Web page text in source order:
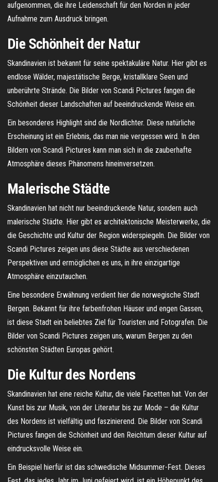
aufgenommen, die ihre Leidenschaft für den Norden in jeder
Aufnahme zum Ausdruck bringen.
Die Schönheit der Natur
Skandinavien ist bekannt für seine spektakuläre Natur. Hier gibt es
endlose Wälder, majestätische Berge, kristallklare Seen und
unberührte Strände. Die Bilder von Scandi Pictures fangen die
Schönheit dieser Landschaften auf beeindruckende Weise ein.
Ein besonderes Highlight sind die Nordlichter. Diese natürliche
Erscheinung ist ein Erlebnis, das man nie vergessen wird. In den
Bildern von Scandi Pictures kann man sich in die zauberhafte
Atmosphäre dieses Phänomens hineinversetzen.
Malerische Städte
Skandinavien hat nicht nur beeindruckende Natur, sondern auch
malerische Städte. Hier gibt es architektonische Meisterwerke, die
die Geschichte und Kultur der Region widerspiegeln. Die Bilder von
Scandi Pictures zeigen uns diese Städte aus verschiedenen
Perspektiven und ermöglichen es uns, in ihre einzigartige
Atmosphäre einzutauchen.
Eine besondere Erwähnung verdient hier die norwegische Stadt
Bergen. Bekannt für ihre farbenfrohen Häuser und engen Gassen,
ist diese Stadt ein beliebtes Ziel für Touristen und Fotografen. Die
Bilder von Scandi Pictures zeigen uns, warum Bergen zu den
schönsten Städten Europas gehört.
Die Kultur des Nordens
Skandinavien hat eine reiche Kultur, die viele Facetten hat. Von der
Kunst bis zur Musik, von der Literatur bis zur Mode – die Kultur
des Nordens ist vielfältig und faszinierend. Die Bilder von Scandi
Pictures fangen die Schönheit und den Reichtum dieser Kultur auf
eindrucksvolle Weise ein.
Ein Beispiel hierfür ist das schwedische Midsummer-Fest. Dieses